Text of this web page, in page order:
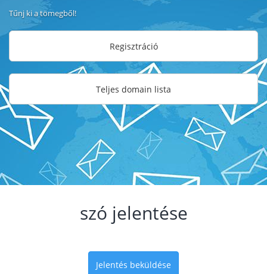
Tűnj ki a tömegből!
Regisztráció
Teljes domain lista
szó jelentése
Jelentés beküldése